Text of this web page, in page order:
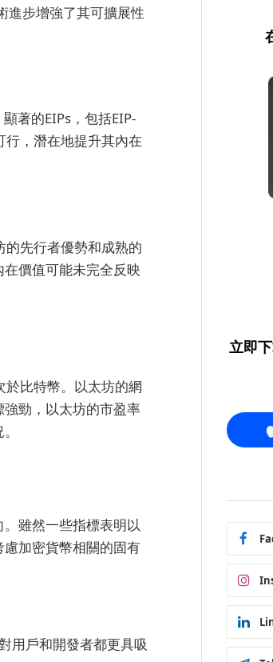
進步增強了其可擴展性
著的EIPs，包括EIP-
行，潛在地提升其內在
先行者優勢和成熟的
價值可能未完全反映
比特幣。以太坊的網
勁，以太坊的市盈率
雖然一些指標表明以
加密貨幣相關的固有
用戶和開發者都更具吸
立即